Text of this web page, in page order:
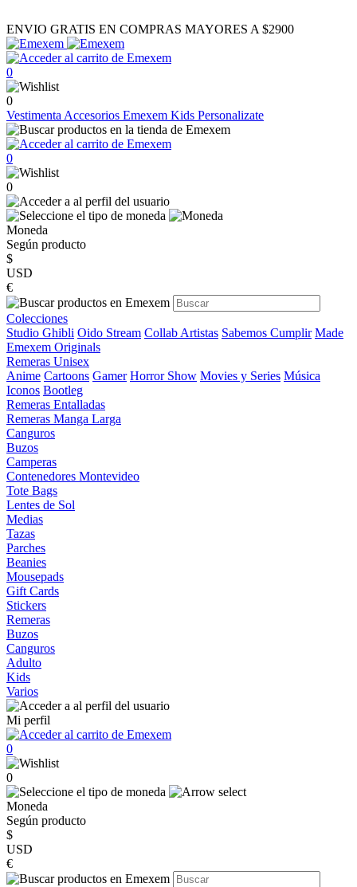
ENVIO GRATIS EN COMPRAS MAYORES A $2900
0
0
Vestimenta Accesorios Emexem Kids Personalizate
0
0
Moneda
Según producto
$
USD
€
Colecciones
Studio Ghibli Oido Stream Collab Artistas Sabemos Cumplir Made
Emexem Originals
Remeras Unisex
Anime Cartoons Gamer Horror Show Movies y Series Música
Iconos Bootleg
Remeras Entalladas
Remeras Manga Larga
Canguros
Buzos
Camperas
Contenedores Montevideo
Tote Bags
Lentes de Sol
Medias
Tazas
Parches
Beanies
Mousepads
Gift Cards
Stickers
Remeras
Buzos
Canguros
Adulto
Kids
Varios
Mi perfil
0
0
Moneda
Según producto
$
USD
€